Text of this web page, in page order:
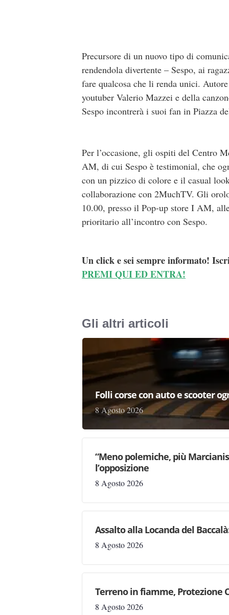
Precursore di un nuovo tipo di
rendendola divertente – Sespo, ai
fare qualcosa che li renda unici.
youtuber Valerio Mazzei e della
Sespo incontrerà i suoi fan in Piazza
Per l’occasione, gli ospiti del Centro
AM, di cui Sespo è testimonial, che
con un pizzico di colore e il casual
collaborazione con 2MuchTV. Gli
10.00, presso il Pop-up store I AM,
prioritario all’incontro con Sespo.
Un click e sei sempre informato!
PREMI QUI ED ENTRA!
Gli altri articoli
Folli corse con auto e scooter
8 Agosto 2026
“Meno polemiche, più
l’opposizione
8 Agosto 2026
Assalto alla Locanda del
8 Agosto 2026
Terreno in fiamme, Protezione
8 Agosto 2026